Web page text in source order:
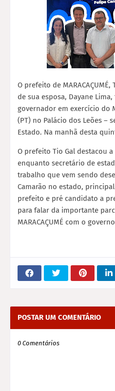
O prefeito de
de sua esposa, Dayane
governador em exercício do
(PT) no Palácio dos Leões –
Estado. Na manhã desta
O prefeito Tio Gal destacou
enquanto secretário de
trabalho que vem sendo
Camarão no estado,
prefeito e pré candidato a
para falar da importante
MARACAÇUMÉ com o
POSTAR UM COMENTÁRIO
0 Comentários